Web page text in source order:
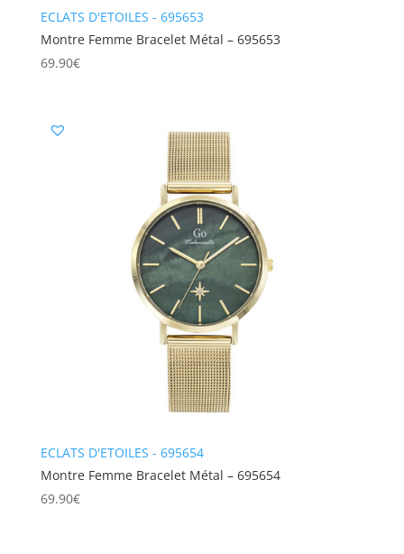
ECLATS D'ETOILES - 695653
Montre Femme Bracelet Métal – 695653
69.90€
ECLATS D'ETOILES - 695654
Montre Femme Bracelet Métal – 695654
69.90€